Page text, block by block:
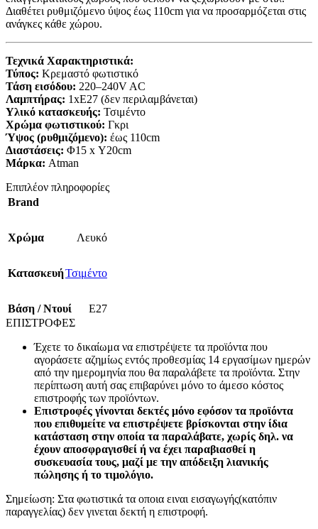
Διαθέτει ρυθμιζόμενο ύψος έως 110cm για να προσαρμόζεται στις
ανάγκες κάθε χώρου.
Τεχνικά Χαρακτηριστικά:
Τύπος: Κρεμαστό φωτιστικό
Τάση εισόδου: 220–240V AC
Λαμπτήρας: 1xE27 (δεν περιλαμβάνεται)
Υλικό κατασκευής: Τσιμέντο
Χρώμα φωτιστικού: Γκρι
Ύψος (ρυθμιζόμενο): έως 110cm
Διαστάσεις: Φ15 x Υ20cm
Μάρκα: Atman
Επιπλέον πληροφορίες
Brand
Χρώμα Λευκό
ΚατασκευήΤσιμέντο
Βάση / Ντουί
E27
ΕΠΙΣΤΡΟΦΕΣ
Έχετε το δικαίωμα να επιστρέψετε τα προϊόντα που
αγοράσετε αζημίως εντός προθεσμίας 14 εργασίμων ημερών
από την ημερομηνία που θα παραλάβετε τα προϊόντα. Στην
περίπτωση αυτή σας επιβαρύνει μόνο το άμεσο κόστος
επιστροφής των προϊόντων.
Επιστροφές γίνονται δεκτές μόνο εφόσον τα προϊόντα
που επιθυμείτε να επιστρέψετε βρίσκονται στην ίδια
κατάσταση στην οποία τα παραλάβατε, χωρίς δηλ. να
έχουν αποσφραγισθεί ή να έχει παραβιασθεί η
συσκευασία τους, μαζί με την απόδειξη λιανικής
πώλησης ή το τιμολόγιο.
Σημείωση: Στα φωτιστικά τα οποια ειναι εισαγωγής(κατόπιν
παραγγελίας) δεν γινεται δεκτή η επιστροφή.